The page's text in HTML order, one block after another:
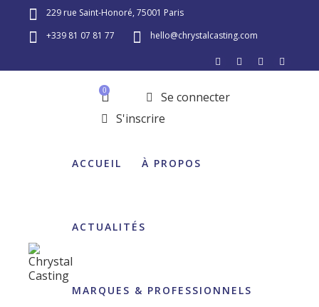
229 rue Saint-Honoré, 75001 Paris
+339 81 07 81 77
hello@chrystalcasting.com
0
Se connecter
S'inscrire
ACCUEIL À PROPOS
ACTUALITÉS
MARQUES & PROFESSIONNELS